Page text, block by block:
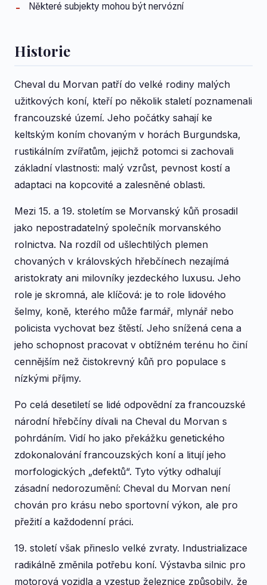
Některé subjekty mohou být nervózní
Historie
Cheval du Morvan patří do velké rodiny malých
užitkových koní, kteří po několik staletí poznamenali
francouzské území. Jeho počátky sahají ke
keltským koním chovaným v horách Burgundska,
rustikálním zvířatům, jejichž potomci si zachovali
základní vlastnosti: malý vzrůst, pevnost kostí a
adaptaci na kopcovité a zalesněné oblasti.
Mezi 15. a 19. stoletím se Morvanský kůň prosadil
jako nepostradatelný společník morvanského
rolnictva. Na rozdíl od ušlechtilých plemen
chovaných v královských hřebčínech nezajímá
aristokraty ani milovníky jezdeckého luxusu. Jeho
role je skromná, ale klíčová: je to role lidového
šelmy, koně, kterého může farmář, mlynář nebo
policista vychovat bez štěstí. Jeho snížená cena a
jeho schopnost pracovat v obtížném terénu ho činí
cennějším než čistokrevný kůň pro populace s
nízkými příjmy.
Po celá desetiletí se lidé odpovědní za francouzské
národní hřebčíny dívali na Cheval du Morvan s
pohrdáním. Vidí ho jako překážku genetického
zdokonalování francouzských koní a litují jeho
morfologických „defektů“. Tyto výtky odhalují
zásadní nedorozumění: Cheval du Morvan není
chován pro krásu nebo sportovní výkon, ale pro
přežití a každodenní práci.
19. století však přineslo velké zvraty. Industrializace
radikálně změnila potřebu koní. Výstavba silnic pro
motorová vozidla a vzestup železnice způsobily, že